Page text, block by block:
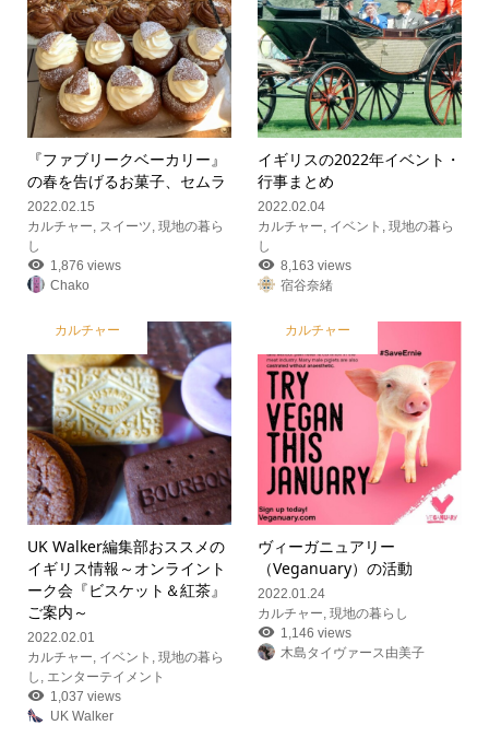
『ファブリークベーカリー』
の春を告げるお菓子、セムラ
2022.02.15
カルチャー
スイーツ 現地の暮ら
し
1,876 views
Chako
イギリスの2022年イベント・
行事まとめ
2022.02.04
カルチャー イベント ,現地の暮ら
し
8,163 views
宿谷奈緒
カルチャー
UK Walker編集部おススメの
イギリス情報 ～オンライント
ーク会『ビスケット＆紅茶』
ご案内～
2022.02.01
カルチャー, イベント , 現地の暮ら
し , エンターテイメント
1,037 views
UK Walker
カルチャー
ヴィーガニュアリー
（Veganuary）の活動
2022.01.24
カルチャー,現地の暮らし
1,146 views
木島タイヴァース由美子